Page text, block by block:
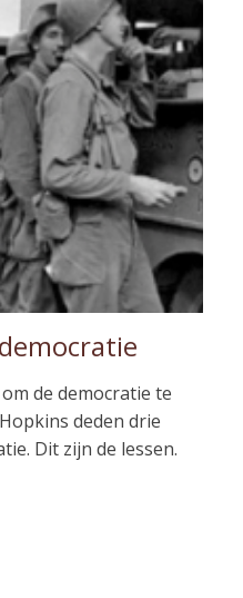
de democratie te
deden drie
Dit zijn de lessen.